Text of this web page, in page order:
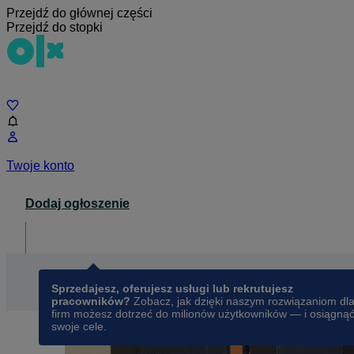
Przejdź do głównej części
Przejdź do stopki
Twoje konto
Dodaj ogłoszenie
Sprzedajesz, oferujesz usługi lub rekrutujesz
pracowników? Zobacz, jak dzięki naszym rozwiązaniom dla
firm możesz dotrzeć do milionów użytkowników — i osiągnąć
swoje cele.